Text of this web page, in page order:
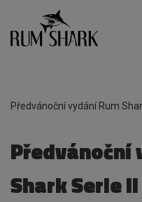
Přeskočit
Předvánoční vydání Rum
Předvánoční
Shark Serie